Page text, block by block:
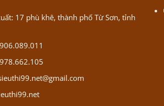
17 phù khê, thành phố Từ Sơn, tỉnh